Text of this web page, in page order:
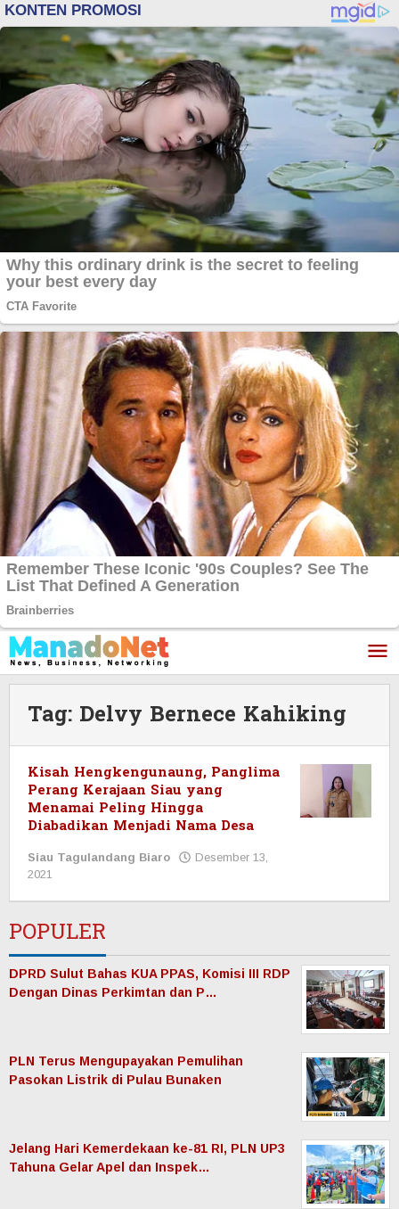
Lewati
ke
konten
Tag: Delvy Bernece Kahiking
Kisah Hengkengunaung, Panglima
Perang Kerajaan Siau yang
Menamai Peling Hingga
Diabadikan Menjadi Nama Desa
Siau Tagulandang Biaro
Desember 13,
2021
POPULER
DPRD Sulut Bahas KUA PPAS, Komisi III RDP
Dengan Dinas Perkimtan dan P…
PLN Terus Mengupayakan Pemulihan
Pasokan Listrik di Pulau Bunaken
Jelang Hari Kemerdekaan ke-81 RI, PLN UP3
Tahuna Gelar Apel dan Inspek…